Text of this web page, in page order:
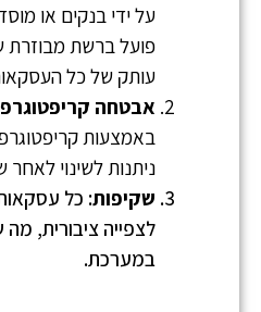
על ידי בנקים או
פועל ברשת
עותק של כל
אבטחה
באמצעות
ניתנות לשינוי
שקיפות: כל עסקאות
לצפייה ציבורית,
במערכת.